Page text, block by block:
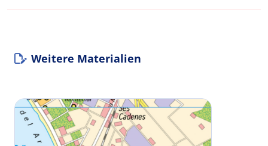
Weitere Materialien